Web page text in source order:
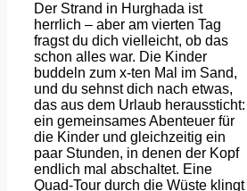
Der Strand in Hurghada ist
herrlich – aber am vierten Tag
fragst du dich vielleicht, ob das
schon alles war. Die Kinder
buddeln zum x-ten Mal im Sand,
und du sehnst dich nach etwas,
das aus dem Urlaub heraussticht:
ein gemeinsames Abenteuer für
die Kinder und gleichzeitig ein
paar Stunden, in denen der Kopf
endlich mal abschaltet. Eine
Quad-Tour durch die Wüste klingt